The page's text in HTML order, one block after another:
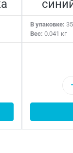
В упаковке:
Вес: 0.041 кг